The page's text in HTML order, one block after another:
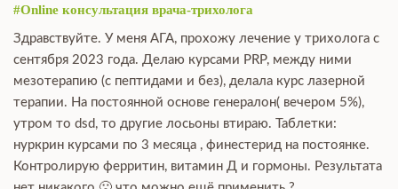
#Online консультация врача-трихолога
Здравствуйте. У меня АГА, прохожу лечение у трихолога с
сентября 2023 года. Делаю курсами PRP, между ними
мезотерапию (с пептидами и без), делала курс лазерной
терапии. На постоянной основе генералон( вечером 5%),
утром то dsd, то другие лосьоны втираю. Таблетки:
нуркрин курсами по 3 месяца , финестерид на постоянке.
Контролирую ферритин, витамин Д и гормоны. Результата